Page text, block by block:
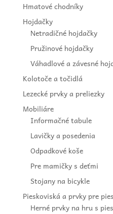
Hmatové chodníky
Hojdačky
Netradičné hojdačky
Pružinové hojdačky
Váhadlové a závesné
Kolotoče a točidlá
Lezecké prvky a preliezky
Mobiliáre
Informačné tabule
Lavičky a posedenia
Odpadkové koše
Pre mamičky s deťmi
Stojany na bicykle
Pieskoviská a prvky pre
Herné prvky na hru s